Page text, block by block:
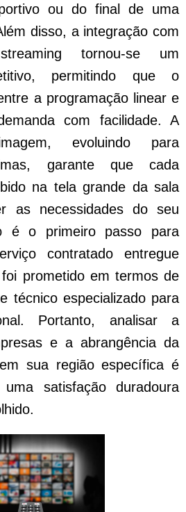
ou do final de uma
disso, a integração com
tornou-se um
permitindo que o
a programação linear e
com facilidade. A
evoluindo para
garante que cada
na tela grande da sala
as necessidades do seu
é o primeiro passo para
contratado entregue
prometido em termos de
técnico especializado para
Portanto, analisar a
e a abrangência da
sua região específica é
satisfação duradoura